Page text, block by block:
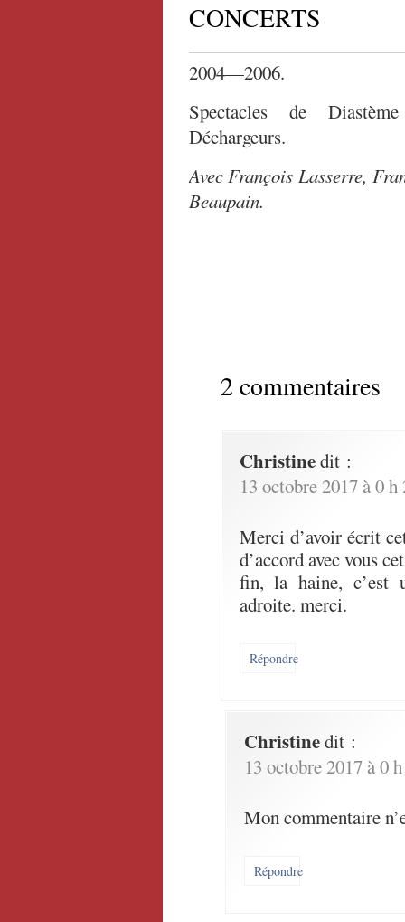
CONCERTS
2004—2006.
Spectacles de
Déchargeurs.
Avec François Lasserre,
Beaupain.
2 commentaires
Christinedit :
13 octobre 2017 à 0
Merci d’avoir écrit
d’accord avec vous
fin, la haine, c’est
adroite. merci.
Répondre
Christinedit :
13 octobre 2017 à 0
Mon commentaire
Répondre